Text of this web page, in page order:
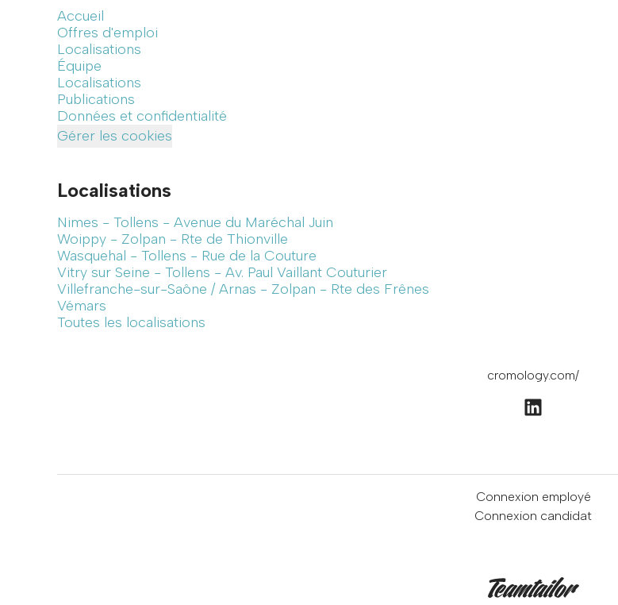
Accueil
Offres d'emploi
Localisations
Équipe
Localisations
Publications
Données et confidentialité
Gérer les cookies
Localisations
Nimes - Tollens - Avenue du Maréchal Juin
Woippy - Zolpan - Rte de Thionville
Wasquehal - Tollens - Rue de la Couture
Vitry sur Seine - Tollens - Av. Paul Vaillant Couturier
Villefranche-sur-Saône / Arnas - Zolpan - Rte des Frênes
Vémars
Toutes les localisations
cromology.com/
Connexion employé
Connexion candidat